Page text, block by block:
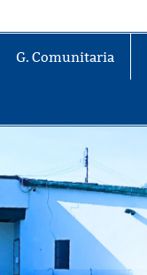
G. Comunitaria